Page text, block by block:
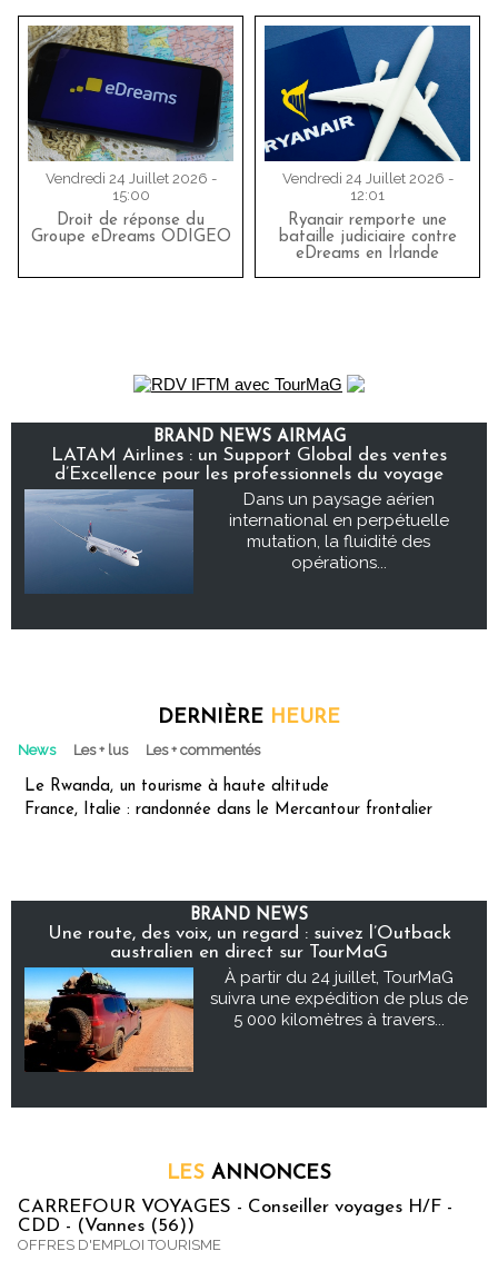
Vendredi 24 Juillet 2026 -
15:00
Droit de réponse du
Groupe eDreams ODIGEO
Vendredi 24 Juillet 2026 -
12:01
Ryanair remporte une
bataille judiciaire contre
eDreams en Irlande
BRAND NEWS AIRMAG
LATAM Airlines : un Support Global des ventes
d’Excellence pour les professionnels du voyage
Dans un paysage aérien
international en perpétuelle
mutation, la fluidité des
opérations...
DERNIÈRE HEURE
News Les + lus Les + commentés
Le Rwanda, un tourisme à haute altitude
France, Italie : randonnée dans le Mercantour frontalier
BRAND NEWS
Une route, des voix, un regard : suivez l’Outback
australien en direct sur TourMaG
À partir du 24 juillet, TourMaG
suivra une expédition de plus de
5 000 kilomètres à travers...
LES ANNONCES
CARREFOUR VOYAGES - Conseiller voyages H/F -
CDD - (Vannes (56))
OFFRES D'EMPLOI TOURISME